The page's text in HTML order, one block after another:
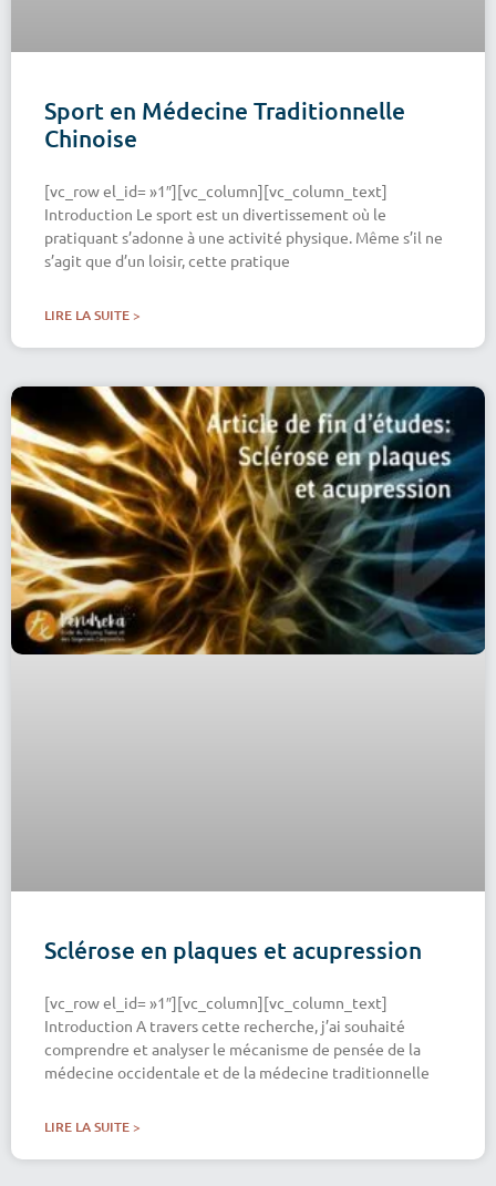
Sport en Médecine Traditionnelle
Chinoise
[vc_row el_id= »1″][vc_column][vc_column_text]
Introduction Le sport est un divertissement où le
pratiquant s’adonne à une activité physique. Même s’il ne
s’agit que d’un loisir, cette pratique
LIRE LA SUITE >
Sclérose en plaques et acupression
[vc_row el_id= »1″][vc_column][vc_column_text]
Introduction A travers cette recherche, j’ai souhaité
comprendre et analyser le mécanisme de pensée de la
médecine occidentale et de la médecine traditionnelle
LIRE LA SUITE >